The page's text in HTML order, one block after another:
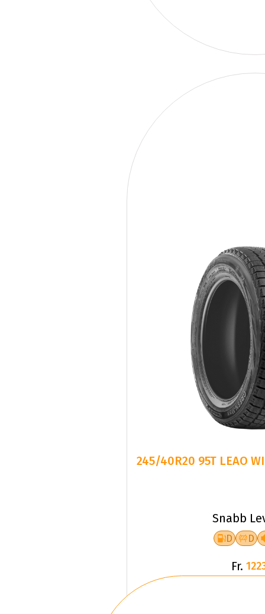
245/40R20 95T LEAO
Snabb
D D
Fr.